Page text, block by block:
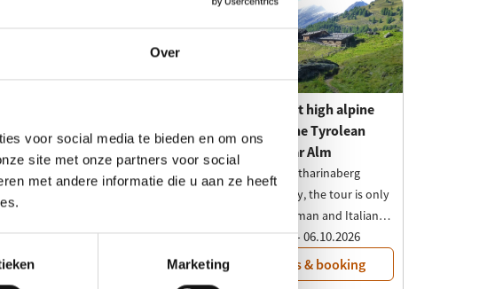
Over
voor social media te bieden en om ons
site met onze partners voor social
met andere informatie die u aan ze heeft
Marketing